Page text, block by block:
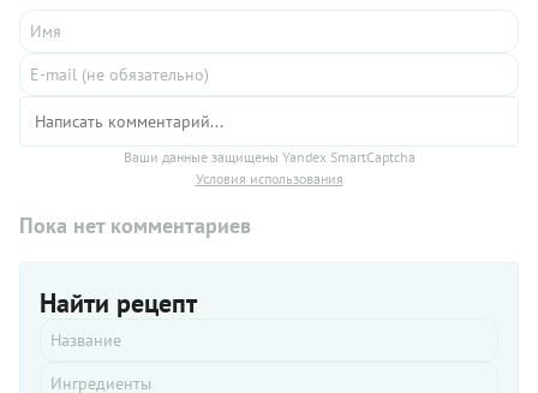
Ваши данные защищены Yandex SmartCaptcha
Условия использования
Пока нет комментариев
Найти рецепт